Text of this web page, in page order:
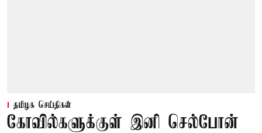
தமிழக செய்திகள்
கோவில்களுக்குள் இனி செல்போன்